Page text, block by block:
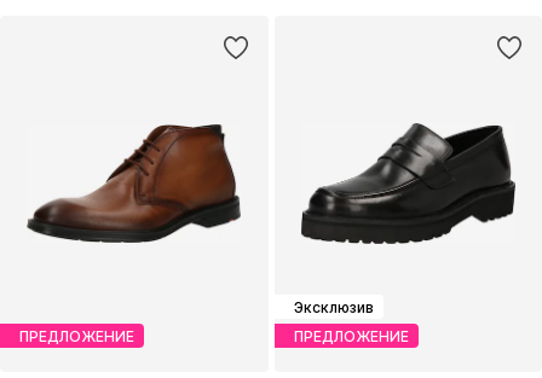
ПРЕДЛОЖЕНИЕ
Эксклюзив
ПРЕДЛОЖЕНИЕ